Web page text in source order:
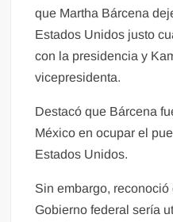
que Martha Bárcena
Estados Unidos justo
con la presidencia y
vicepresidenta.
Destacó que Bárcena
México en ocupar el
Estados Unidos.
Sin embargo, reconoció
Gobierno federal sería